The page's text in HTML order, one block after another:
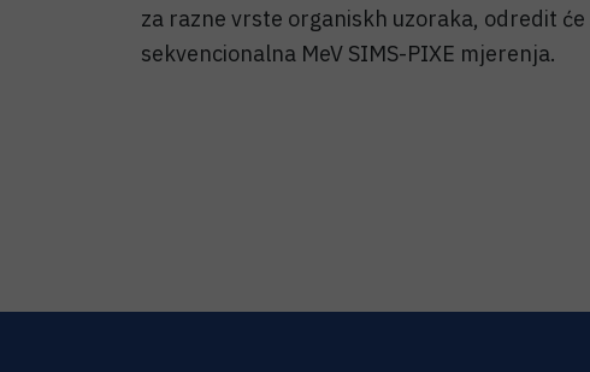
za razne vrste organiskh uzoraka, odredit
sekvencionalna MeV SIMS-PIXE mjerenja.